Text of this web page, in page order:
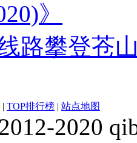
》
路攀登苍
| TOP排行榜 | 站点地图
2020